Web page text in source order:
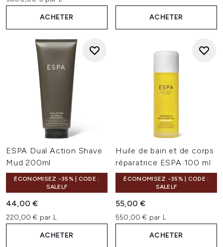
ACHETER ACHETER
ESPA Dual Action Shave
Mud 200ml
ÉCONOMISEZ -35% | CODE :
SALELF
44,00 €
220,00 € par L
ACHETER
Huile de bain et de corps
réparatrice ESPA 100 ml
ÉCONOMISEZ -35% | CODE :
SALELF
55,00 €
550,00 € par L
ACHETER